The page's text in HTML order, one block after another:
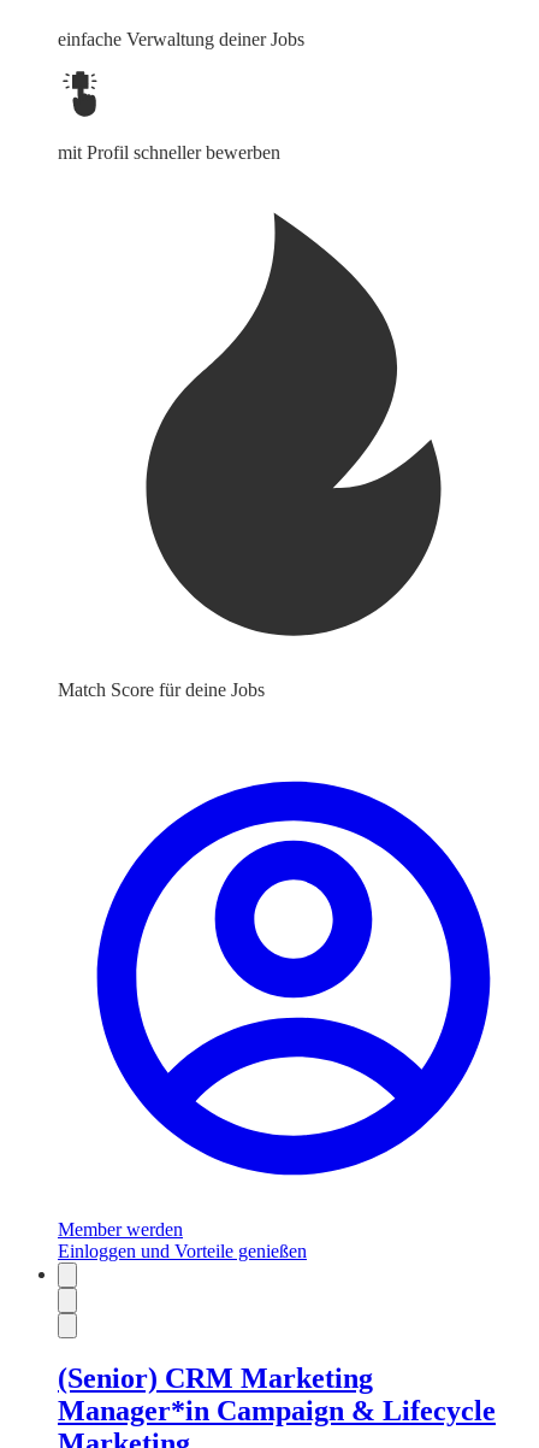
einfache Verwaltung deiner Jobs
mit Profil schneller bewerben
Match Score für deine Jobs
Member werden
Einloggen und Vorteile genießen
(Senior) CRM Marketing
Manager*in Campaign & Lifecycle